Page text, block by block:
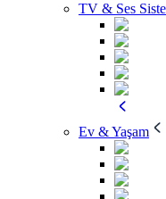
TV & Ses
Ev & Yaşam